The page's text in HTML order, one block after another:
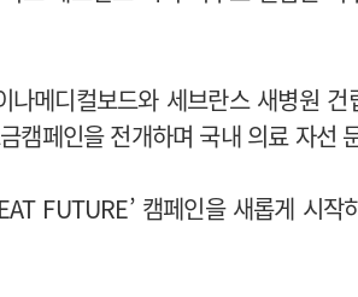
나메디컬보드와 세브란스 새병원
캠페인을 전개하며 국내 의료 자선
FUTURE’ 캠페인을 새롭게 시작